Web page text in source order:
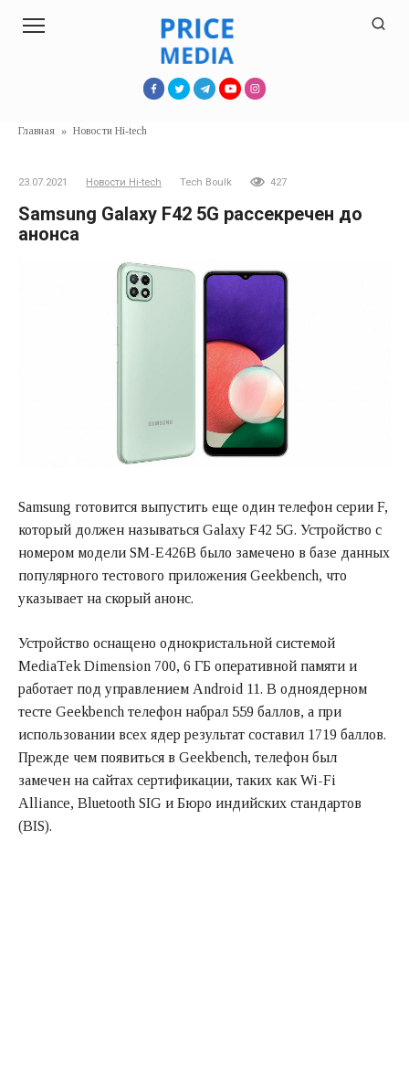
Главная » Новости Hi-tech
23.07.2021 Новости Hi-tech Tech Boulk 427
Samsung Galaxy F42 5G рассекречен до
анонса
Samsung готовится выпустить еще один телефон серии F,
который должен называться Galaxy F42 5G. Устройство с
номером модели SM-E426B было замечено в базе данных
популярного тестового приложения Geekbench, что
указывает на скорый анонс.
Устройство оснащено однокристальной системой
MediaTek Dimension 700, 6 ГБ оперативной памяти и
работает под управлением Android 11. В одноядерном
тесте Geekbench телефон набрал 559 баллов, а при
использовании всех ядер результат составил 1719 баллов.
Прежде чем появиться в Geekbench, телефон был
замечен на сайтах сертификации, таких как Wi-Fi
Alliance, Bluetooth SIG и Бюро индийских стандартов
(BIS).